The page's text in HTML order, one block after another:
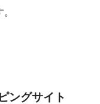
ングサイト